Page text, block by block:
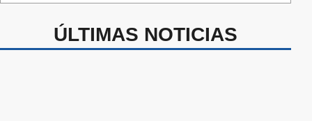
ÚLTIMAS NOTICIAS